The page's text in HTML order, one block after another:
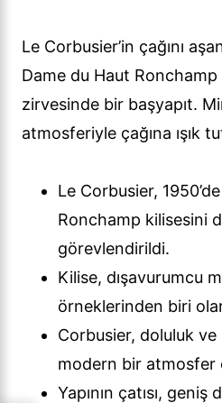
Le Corbusier’in çağını
Dame du Haut
zirvesinde bir başyapıt.
atmosferiyle çağına ışık
Le Corbusier,
Ronchamp kilisesini
görevlendirildi.
Kilise, dışavurumcu
örneklerinden biri
Corbusier, doluluk ve
modern bir atmosfer
Yapının çatısı,